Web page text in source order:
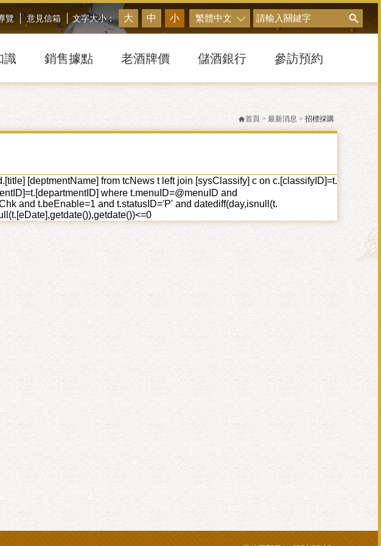
搜尋
繁體中文
文字大小： 大 中 小
覽 意見信箱
識 銷售據點 老酒牌價 儲酒銀行 參訪預約
首頁 > 最新消息 > 招標採購
[deptmentName] from tcNews t left join [sysClassify] c on c.[classifyID]=t.
where t.menuID=@menuID and
and t.beEnable=1 and t.statusID='P' and datediff(day,isnull(t.